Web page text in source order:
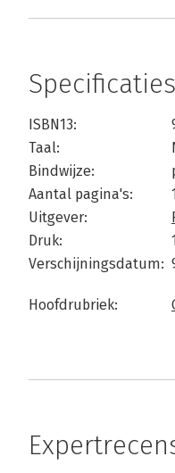
Specificaties
ISBN13:
Taal:
Bindwijze:
Aantal pagina's:
Uitgever:
Druk:
Verschijningsdatum:
Hoofdrubriek: